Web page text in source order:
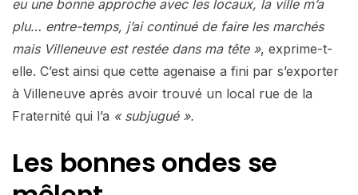
eu une bonne approche avec les locaux, la ville m’a
plu… entre-temps, j’ai continué de faire les marchés
mais Villeneuve est restée dans ma tête », exprime-t-
elle. C’est ainsi que cette agenaise a fini par s’exporter
à Villeneuve après avoir trouvé un local rue de la
Fraternité qui l’a « subjugué ».
Les bonnes ondes se